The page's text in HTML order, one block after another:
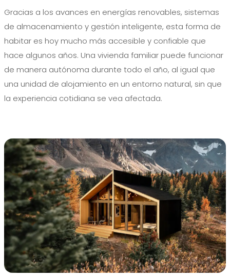
Gracias a los avances en energías renovables, sistemas
de almacenamiento y gestión inteligente, esta forma de
habitar es hoy mucho más accesible y confiable que
hace algunos años. Una vivienda familiar puede funcionar
de manera autónoma durante todo el año, al igual que
una unidad de alojamiento en un entorno natural, sin que
la experiencia cotidiana se vea afectada.